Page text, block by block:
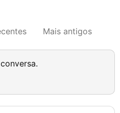
Mais antigos